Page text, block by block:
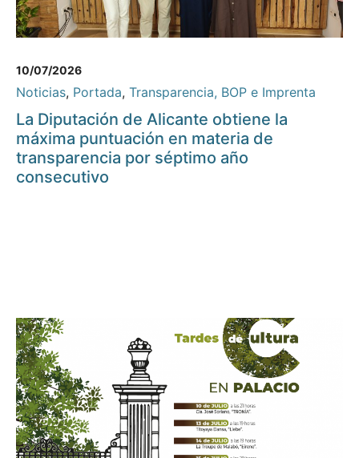
10/07/2026
Noticias, Portada, Transparencia, BOP e Imprenta
La Diputación de Alicante obtiene la
máxima puntuación en materia de
transparencia por séptimo año
consecutivo